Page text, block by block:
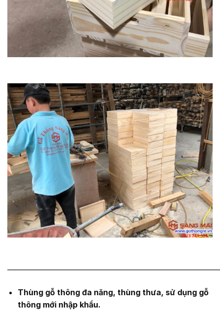
Thùng gỗ thông đa năng, thùng thưa, sử dụng gỗ
thông mới nhập khẩu.